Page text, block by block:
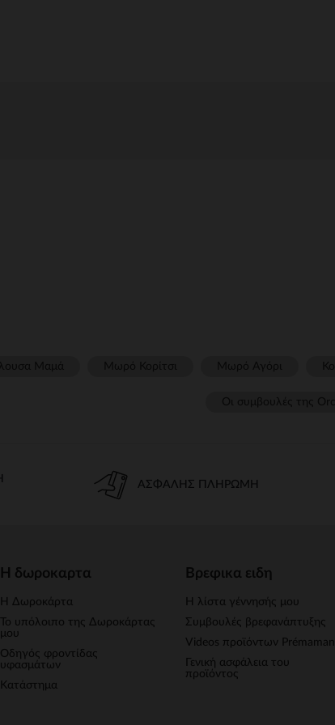
ΑΣΦΑΛΉΣ ΠΛΗΡΩΜΉ
Η δωροκαρτα
Η Δωροκάρτα
Το υπόλοιπο της Δωροκάρτας
μου
Οδηγός φροντίδας
υφασμάτων
Κατάστημα
Βρεφικα ειδη
Η λίστα γέννησής μου
Συμβουλές βρεφανάπτυξης
Videos προϊόντων Prémaman
Γενική ασφάλεια του
προϊόντος